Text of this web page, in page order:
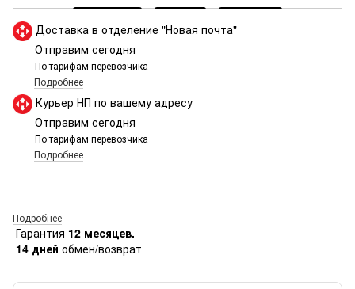
Доставка в отделение "Новая почта"
Отправим сегодня
По тарифам перевозчика
Подробнее
Курьер НП по вашему адресу
Отправим сегодня
По тарифам перевозчика
Подробнее
Подробнее
Гарантия 12 месяцев.
14 дней обмен/возврат